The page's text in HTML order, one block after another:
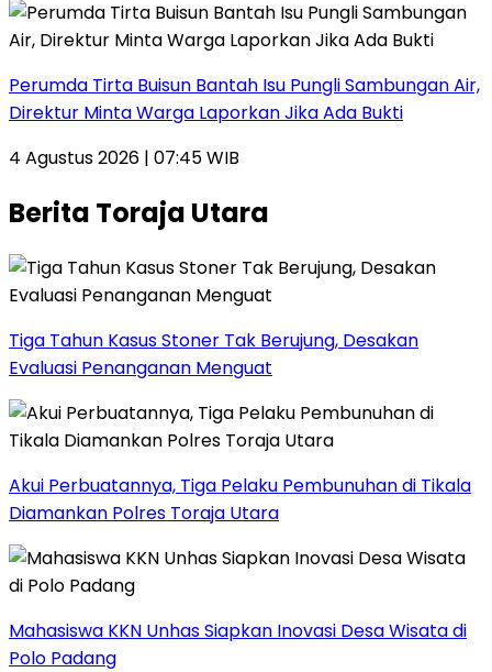
Perumda Tirta Buisun Bantah Isu Pungli Sambungan Air,
Direktur Minta Warga Laporkan Jika Ada Bukti
4 Agustus 2026 | 07:45 WIB
Berita Toraja Utara
Tiga Tahun Kasus Stoner Tak Berujung, Desakan
Evaluasi Penanganan Menguat
Akui Perbuatannya, Tiga Pelaku Pembunuhan di Tikala
Diamankan Polres Toraja Utara
Mahasiswa KKN Unhas Siapkan Inovasi Desa Wisata di
Polo Padang